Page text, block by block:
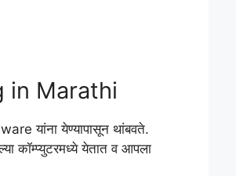
in Marathi
यांना येण्यापासून थांबवते.
कॉम्प्युटरमध्ये येतात व आपला